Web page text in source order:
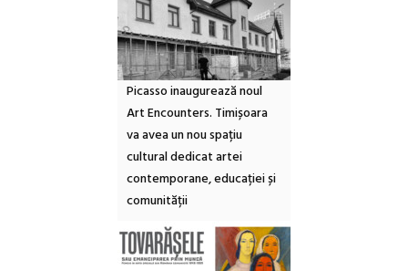
Picasso inaugurează noul
Art Encounters. Timișoara
va avea un nou spațiu
cultural dedicat artei
contemporane, educației și
comunității